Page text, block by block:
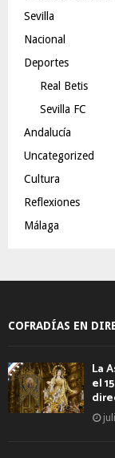
Sevilla
Nacional
Deportes
Real Betis
Sevilla FC
Andalucía
Uncategorized
Cultura
Reflexiones
Málaga
COFRADÍAS EN
La
el